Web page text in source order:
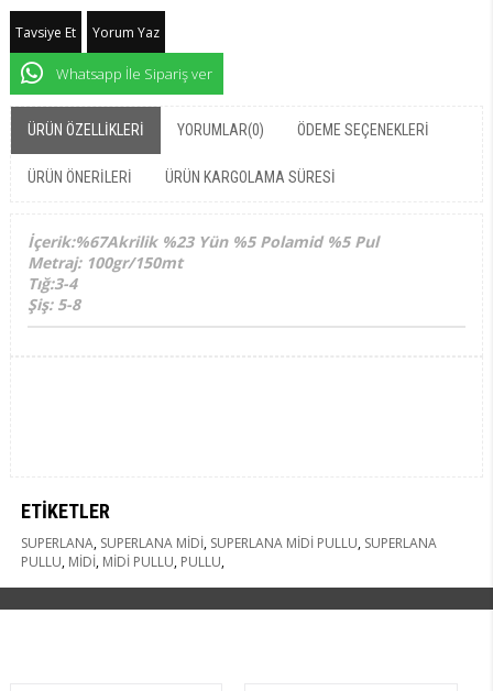
Tavsiye Et Yorum Yaz
Whatsapp İle Sipariş ver
ÜRÜN ÖZELLIKLERI YORUMLAR(0) ÖDEME SEÇENEKLERI
ÜRÜN ÖNERILERI ÜRÜN KARGOLAMA SÜRESI
İçerik:%67Akrilik %23 Yün %5 Polamid %5 Pul
Metraj: 100gr/150mt
Tığ:3-4
Şiş: 5-8
ETIKETLER
SUPERLANA, SUPERLANA MİDİ, SUPERLANA MİDİ PULLU, SUPERLANA
PULLU, MİDİ, MİDİ PULLU, PULLU,